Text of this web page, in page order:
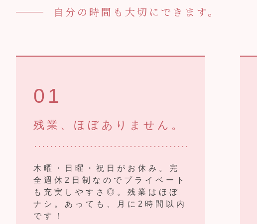
自分の時間も大切にできます。
01
残業、ほぼありません。
木曜・日曜・祝日がお休み。完
全週休2日制なのでプライベート
も充実しやすさ◎。残業はほぼ
ナシ。あっても、月に2時間以内
です！